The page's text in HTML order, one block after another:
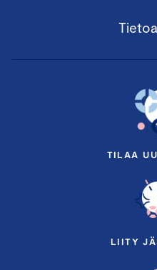
TILAA
LIITY